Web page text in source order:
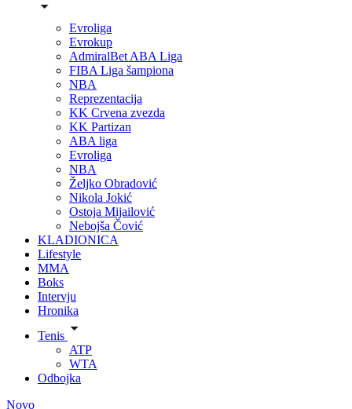
Evroliga
Evrokup
AdmiralBet ABA Liga
FIBA Liga šampiona
NBA
Reprezentacija
KK Crvena zvezda
KK Partizan
ABA liga
Evroliga
NBA
Željko Obradović
Nikola Jokić
Ostoja Mijailović
Nebojša Čović
KLADIONICA
Lifestyle
MMA
Boks
Intervju
Hronika
Tenis
ATP
WTA
Odbojka
Novo